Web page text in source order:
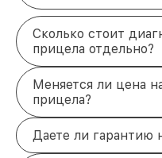
Сколько стоит
прицела отдельно?
Меняется ли цена
прицела?
Даете ли гарантию